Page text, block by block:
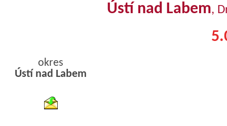
Ústí nad Labem,
okres
Ústí nad Labem